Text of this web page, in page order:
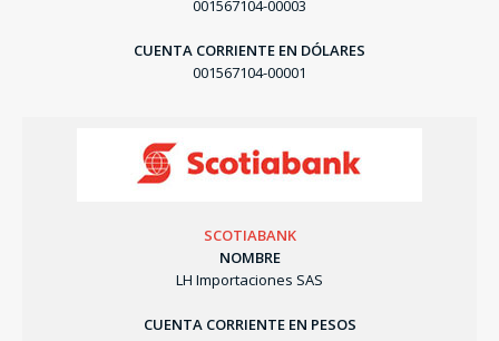
001567104-00003
CUENTA CORRIENTE EN DÓLARES
001567104-00001
SCOTIABANK
NOMBRE
LH Importaciones SAS
CUENTA CORRIENTE EN PESOS